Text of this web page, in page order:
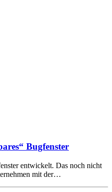
Bugfenster
entwickelt. Das noch nicht
mit der…